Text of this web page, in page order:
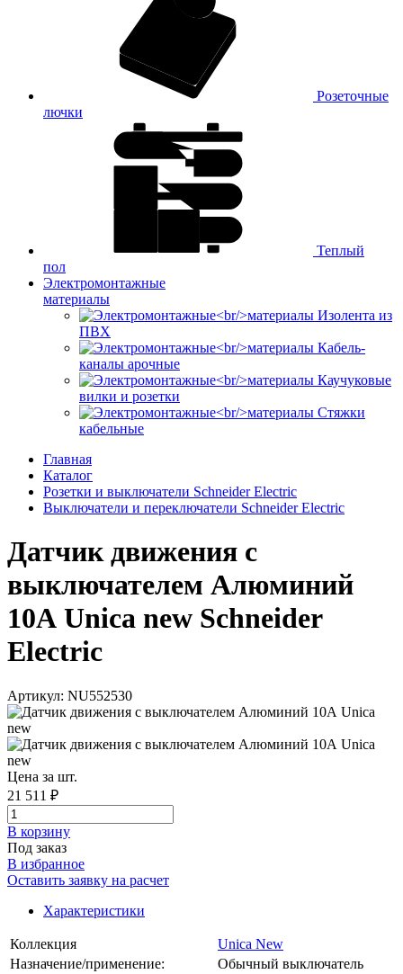
Розеточные
лючки
Теплый
пол
Электромонтажные
материалы
Изолента из
ПВХ
Кабель-
каналы арочные
Каучуковые
вилки и розетки
Стяжки
кабельные
Главная
Каталог
Розетки и выключатели Schneider Electric
Выключатели и переключатели Schneider Electric
Датчик движения с
выключателем Алюминий
10А Unica new Schneider
Electric
Артикул: NU552530
Цена за шт.
21 511 ₽
В корзинy
Под заказ
В избранное
Оставить заявку на расчет
Характеристики
Коллекция
Unica New
Назначение/применение:
Обычный выключатель